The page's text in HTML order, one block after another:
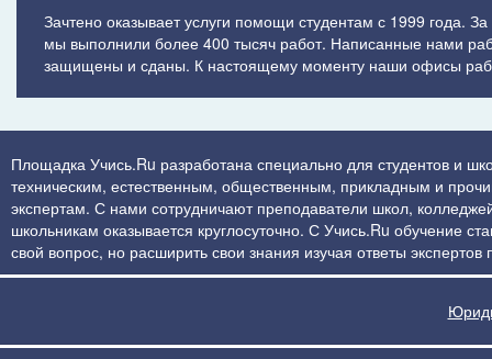
Зачтено оказывает услуги помощи студентам с 1999 года.
мы выполнили более 400 тысяч работ. Написанные нами
защищены и сданы. К настоящему моменту наши офисы
Площадка Учись.Ru разработана специально для студентов и
техническим, естественным, общественным, прикладным и
экспертам. С нами сотрудничают преподаватели школ,
школьникам оказывается круглосуточно. С Учись.Ru обучение
свой вопрос, но расширить свои знания изучая ответы